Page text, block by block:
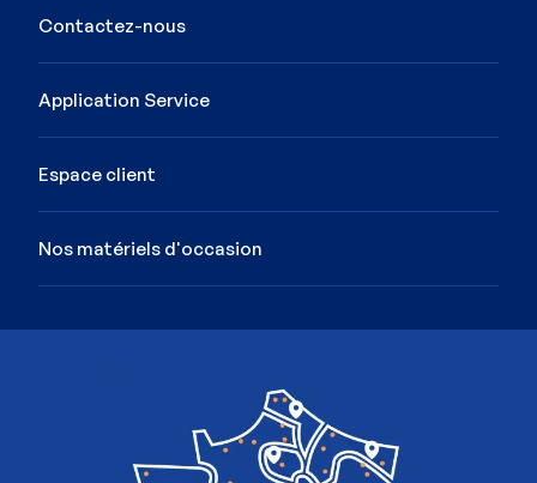
Contactez-nous
Application Service
Espace client
Nos matériels d'occasion